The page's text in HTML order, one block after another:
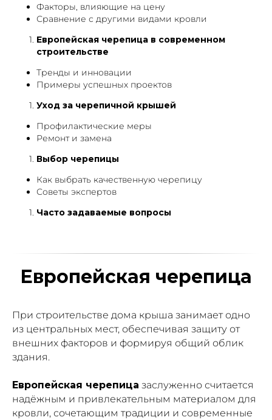
Факторы, влияющие на цену
Сравнение с другими видами кровли
Европейская черепица в современном
строительстве
Тренды и инновации
Примеры успешных проектов
Уход за черепичной крышей
Профилактические меры
Ремонт и замена
Выбор черепицы
Как выбрать качественную черепицу
Советы экспертов
Часто задаваемые вопросы
Европейская черепица
При строительстве дома крыша занимает одно
из центральных мест, обеспечивая защиту от
внешних факторов и формируя общий облик
здания.
Европейская черепица заслуженно считается
надёжным и привлекательным материалом для
кровли, сочетающим традиции и современные